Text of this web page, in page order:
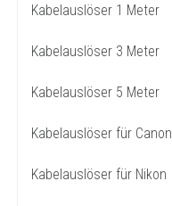
Kabelauslöser 1 Meter
Kabelauslöser 3 Meter
Kabelauslöser 5 Meter
Kabelauslöser für Canon
Kabelauslöser für Nikon